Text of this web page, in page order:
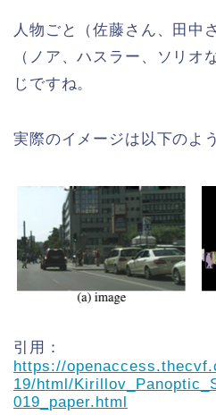
人物ごと（佐藤さん、田中
（ノア、ハスラー、ソリオ
じですね。
実際のイメージは以下のよ
引用：
https://
19/html/
019_paper.html